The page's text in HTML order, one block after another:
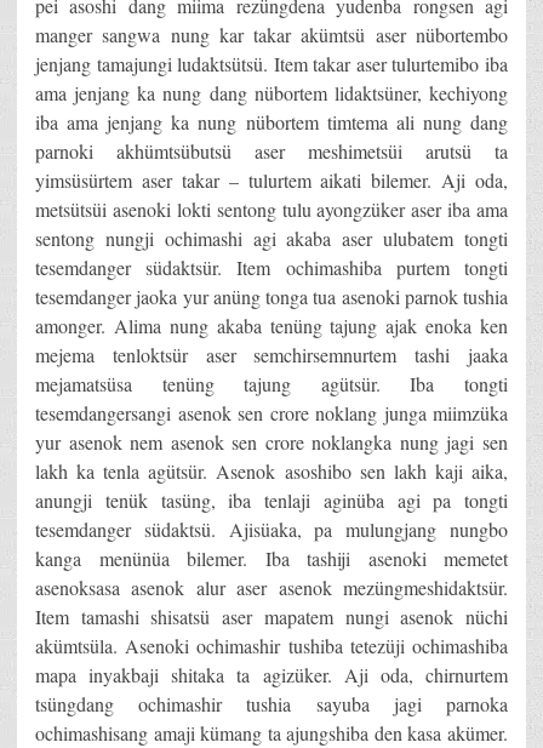
pei asoshi dang miima rezüngdena yudenba rongsen agi
manger sangwa nung kar takar akümtsü aser nübortembo
jenjang tamajungi ludaktsütsü. Item takar aser tulurtemibo iba
ama jenjang ka nung dang nübortem lidaktsüner, kechiyong
iba ama jenjang ka nung nübortem timtema ali nung dang
parnoki akhümtsübutsü aser meshimetsüi arutsü ta
yimsüsürtem aser takar – tulurtem aikati bilemer. Aji oda,
metsütsüi asenoki lokti sentong tulu ayongzüker aser iba ama
sentong nungji ochimashi agi akaba aser ulubatem tongti
tesemdanger südaktsür. Item ochimashiba purtem tongti
tesemdanger jaoka yur anüng tonga tua asenoki parnok tushia
amonger. Alima nung akaba tenüng tajung ajak enoka ken
mejema tenloktsür aser semchirsemnurtem tashi jaaka
mejamatsüsa tenüng tajung agütsür. Iba tongti
tesemdangersangi asenok sen crore noklang junga miimzüka
yur asenok nem asenok sen crore noklangka nung jagi sen
lakh ka tenla agütsür. Asenok asoshibo sen lakh kaji aika,
anungji tenük tasüng, iba tenlaji aginüba agi pa tongti
tesemdanger südaktsü. Ajisüaka, pa mulungjang nungbo
kanga menünüa bilemer. Iba tashiji asenoki memetet
asenoksasa asenok alur aser asenok mezüngmeshidaktsür.
Item tamashi shisatsü aser mapatem nungi asenok nüchi
akümtsüla. Asenoki ochimashir tushiba tetezüji ochimashiba
mapa inyakbaji shitaka ta agizüker. Aji oda, chirnurtem
tsüngdang ochimashir tushia sayuba jagi parnoka
ochimashisang amaji kümang ta ajungshiba den kasa akümer.